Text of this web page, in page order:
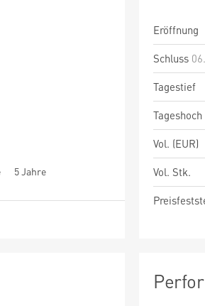
5 Jahre
Eröffnung
Schluss
Tagestief
Tageshoch
Vol. (EUR)
Vol. Stk.